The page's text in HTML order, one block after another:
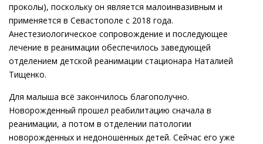
проколы), поскольку он является малоинвазивным и
применяется в Севастополе с 2018 года.
Анестезиологическое сопровождение и последующее
лечение в реанимации обеспечилось заведующей
отделением детской реанимации стационара Наталией
Тищенко.
Для малыша всё закончилось благополучно.
Новорожденный прошел реабилитацию сначала в
реанимации, а потом в отделении патологии
новорожденных и недоношенных детей. Сейчас его уже